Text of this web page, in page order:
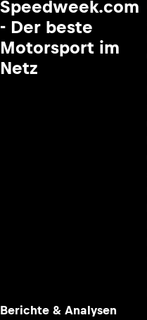
Speedweek.com
- Der beste
Motorsport im
Netz
Berichte & Analysen